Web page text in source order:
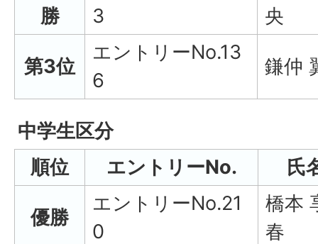
勝
3
央
第3位
エントリーNo.13
6
鎌仲
中学生区分
順位
エントリーNo. 氏
優勝
エントリーNo.21
0
橋本
春